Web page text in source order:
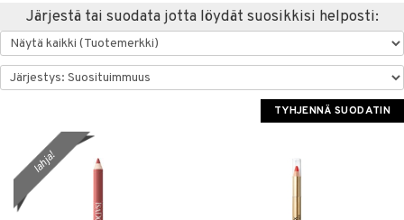
Apteekki
Fitness
Koti & Sisustus
Lelut, Lapsi & Vauva
Tuotemerkkejä
Kampanjat
Järjestä tai suodata jotta löydät suosikkisi helposti:
TYHJENNÄ SUODATIN
lahja!
/ Kammat
tuotteet